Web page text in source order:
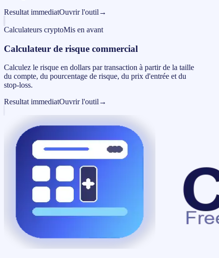
Resultat immediatOuvrir l'outil →
Calculateurs cryptoMis en avant
Calculateur de risque commercial
Calculez le risque en dollars par transaction à partir de la taille
du compte, du pourcentage de risque, du prix d'entrée et du
stop-loss.
Resultat immediatOuvrir l'outil →